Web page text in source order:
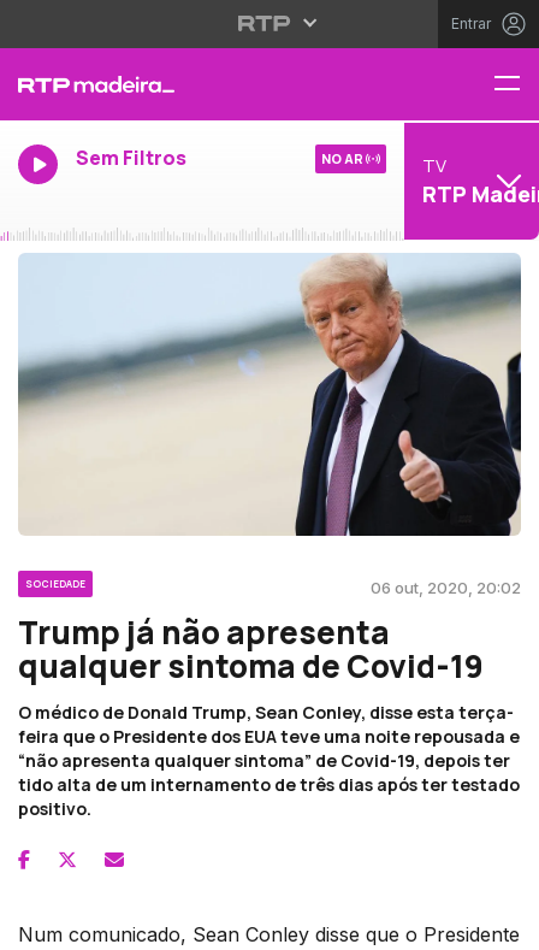
Entrar
Sem Filtros NO AR TV
RTP
SOCIEDADE 06 out, 2020, 20:02
Trump já não apresenta
qualquer sintoma de Covid-19
O médico de Donald Trump, Sean Conley, disse esta terça-
feira que o Presidente dos EUA teve uma noite repousada e
“não apresenta qualquer sintoma” de Covid-19, depois ter
tido alta de um internamento de três dias após ter testado
positivo.
Num comunicado, Sean Conley disse que o Presidente